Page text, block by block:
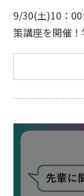
9/30(土)10：
策講座を開催
問・相談を直
AO入試を受験
す。ぜひ、こ
ル】9：30受付